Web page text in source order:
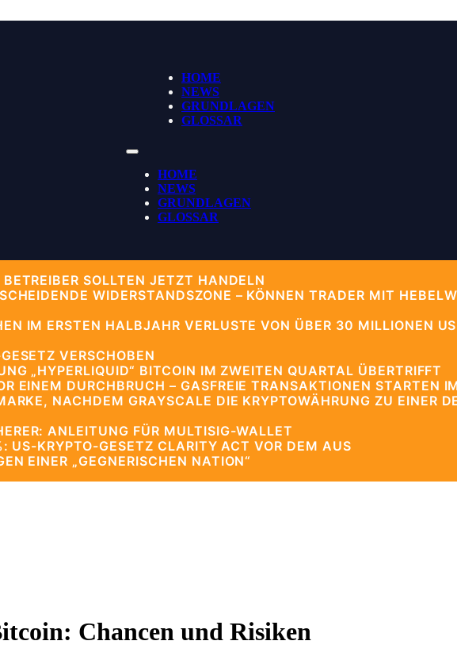
HOME
NEWS
GRUNDLAGEN
GLOSSAR
HOME
NEWS
GRUNDLAGEN
GLOSSAR
SOLLTEN JETZT HANDELN
WIDERSTANDSZONE – KÖNNEN TRADER MIT
IM ERSTEN HALBJAHR VERLUSTE VON ÜBER 30 MILLIONEN
VERSCHOBEN
„HYPERLIQUID“ BITCOIN IM ZWEITEN QUARTAL ÜBERTRIFFT
EINEM DURCHBRUCH – GASFREIE TRANSAKTIONEN STARTEN
NACHDEM GRAYSCALE DIE KRYPTOWÄHRUNG ZU EINER
ANLEITUNG FÜR MULTISIG-WALLET
US-KRYPTO-GESETZ CLARITY ACT VOR DEM AUS
EINER „GEGNERISCHEN NATION“
Chancen und Risiken